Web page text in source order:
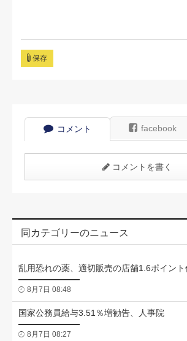
保存
コメント facebook
コメントを書く
同カテゴリーのニュース
乱用恐れの薬、適切販売の店舗1.6ポイント
8月7日 08:48
国家公務員給与3.51％増勧告、人事院
8月7日 08:27